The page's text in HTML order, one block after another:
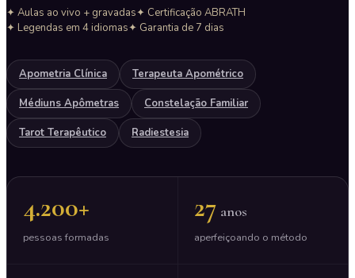
✦ Aulas ao vivo + gravadas✦ Certificação ABRATH
✦ Legendas em 4 idiomas✦ Garantia de 7 dias
Apometria Clínica Terapeuta Apométrico
Médiuns Apômetras Constelação Familiar
Tarot Terapêutico Radiestesia
4.200+
pessoas formadas
27 anos
aperfeiçoando o método